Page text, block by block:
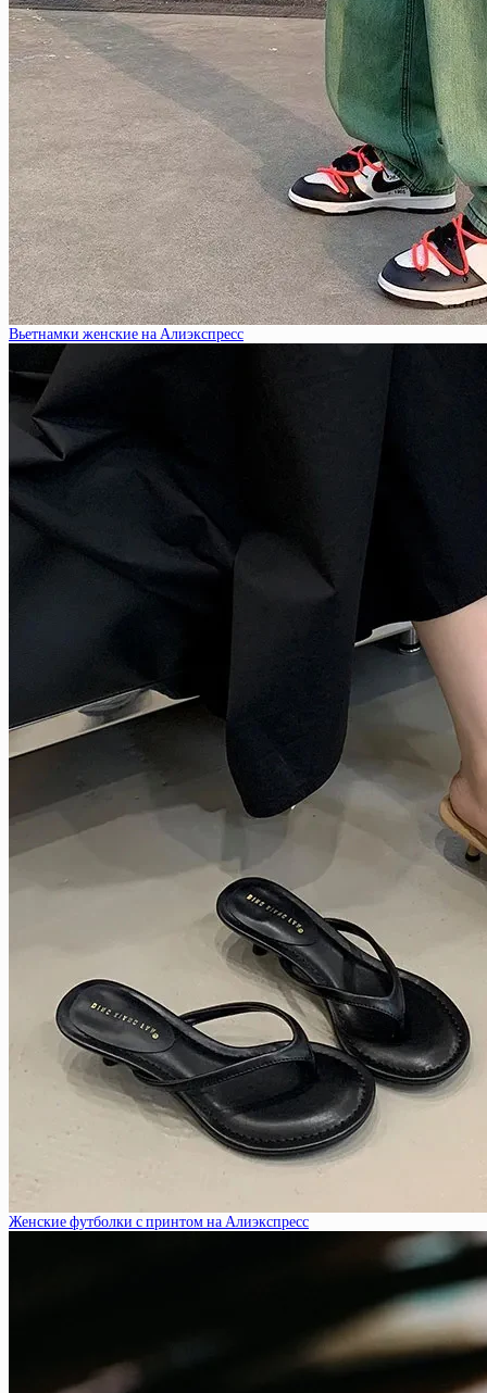
Вьетнамки женские на Алиэкспресс
Женские футболки с принтом на Алиэкспресс